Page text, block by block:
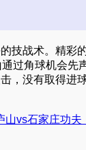
技战术。精彩
过角球机会先
，没有取得进
vs石家庄功夫